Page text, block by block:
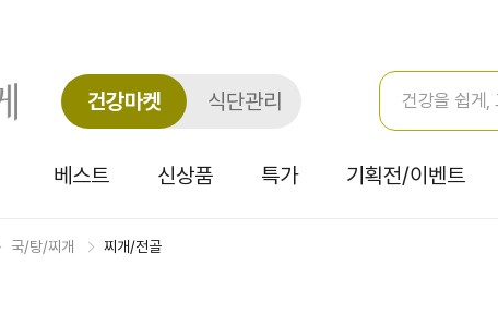
건강마켓 식단관리
베스트 신상품 특가 기획전/이벤트
국/탕/찌개 찌개/전골